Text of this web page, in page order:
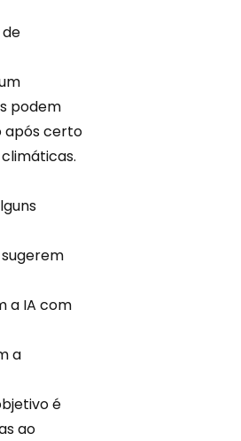
podem
após certo
a IA com
a
é
ao